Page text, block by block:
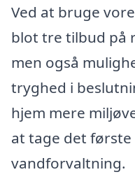
Ved at bruge
blot tre tilbud på
men også
tryghed i
hjem mere
at tage det
vandforvaltning.